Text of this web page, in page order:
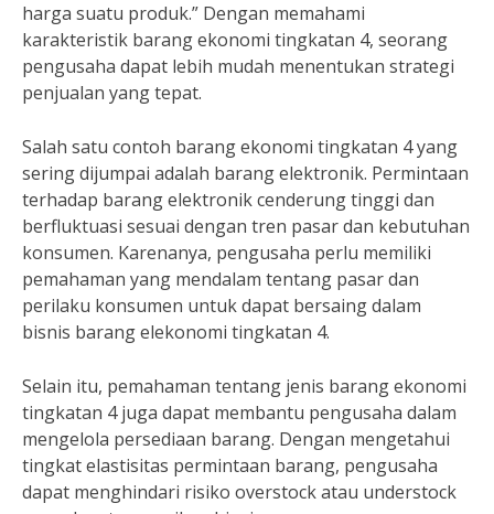
harga suatu produk.” Dengan memahami
karakteristik barang ekonomi tingkatan 4, seorang
pengusaha dapat lebih mudah menentukan strategi
penjualan yang tepat.
Salah satu contoh barang ekonomi tingkatan 4 yang
sering dijumpai adalah barang elektronik. Permintaan
terhadap barang elektronik cenderung tinggi dan
berfluktuasi sesuai dengan tren pasar dan kebutuhan
konsumen. Karenanya, pengusaha perlu memiliki
pemahaman yang mendalam tentang pasar dan
perilaku konsumen untuk dapat bersaing dalam
bisnis barang elekonomi tingkatan 4.
Selain itu, pemahaman tentang jenis barang ekonomi
tingkatan 4 juga dapat membantu pengusaha dalam
mengelola persediaan barang. Dengan mengetahui
tingkat elastisitas permintaan barang, pengusaha
dapat menghindari risiko overstock atau understock